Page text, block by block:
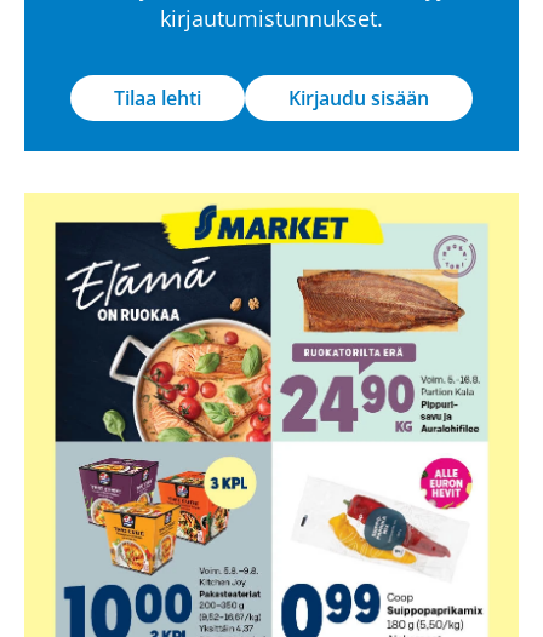
kirjautumistunnukset.
Tilaa lehti Kirjaudu sisään